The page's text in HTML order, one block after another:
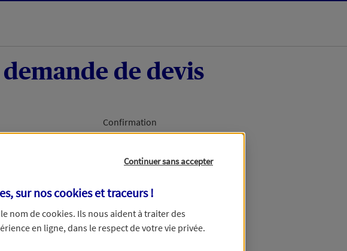
de devis
Confirmation
Continuer sans accepter
sur noscookies et traceurs!
nom decookies. Ils nous aident à traiter des
en ligne, dans le respect de votre vie privée.